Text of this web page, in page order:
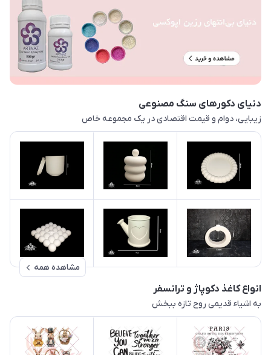
دنیای دکورهای سنگ مصنوعی
زیبایی، دوام و قیمت اقتصادی در یک مجموعه خاص
مشاهده همه
انواع کاغذ دکوپاژ و ترانسفر
به اشیاء قدیمی روح تازه ببخش